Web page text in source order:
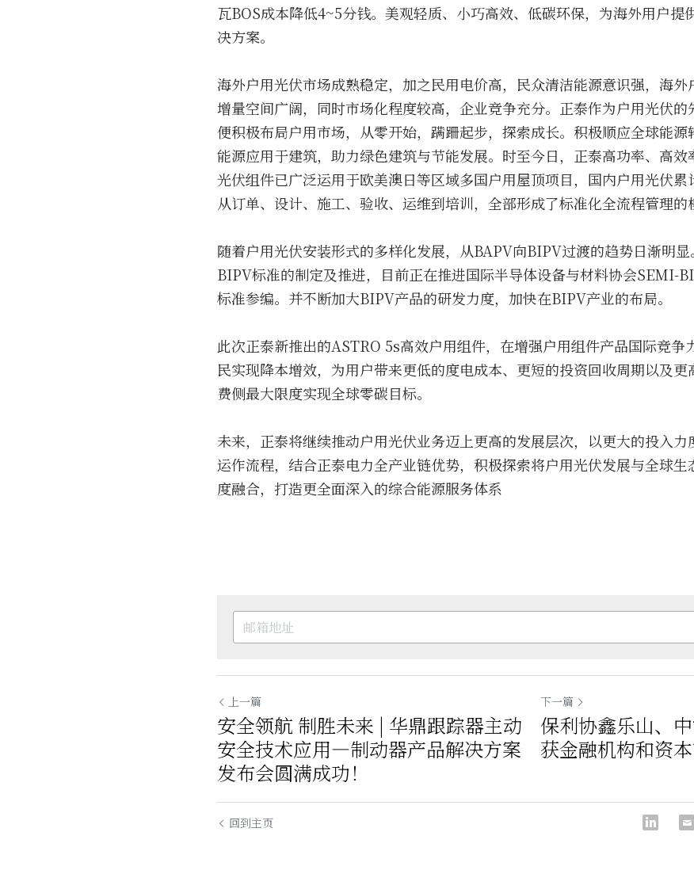
瓦BOS成本降低4~5分钱。美观轻质、小巧高效、低碳环保，为海外用户提
决方案。
海外户用光伏市场成熟稳定，加之民用电价高，民众清洁能源意识强，海外
增量空间广阔，同时市场化程度较高，企业竞争充分。正泰作为户用光伏的
便积极布局户用市场，从零开始，蹒跚起步，探索成长。积极顺应全球能
能源应用于建筑，助力绿色建筑与节能发展。时至今日，正泰高功率、高
光伏组件已广泛运用于欧美澳日等区域多国户用屋顶项目，国内户用光伏累
从订单、设计、施工、验收、运维到培训，全部形成了标准化全流程管理的
随着户用光伏安装形式的多样化发展，从BAPV向BIPV过渡的趋势日渐明
BIPV标准的制定及推进，目前正在推进国际半导体设备与材料协会SEMI-
标准参编。并不断加大BIPV产品的研发力度，加快在BIPV产业的布局。
此次正泰新推出的ASTRO 5s高效户用组件，在增强户用组件产品国际竞争
民实现降本增效，为用户带来更低的度电成本、更短的投资回收周期以及
费侧最大限度实现全球零碳目标。
未来，正泰将继续推动户用光伏业务迈上更高的发展层次，以更大的投入
运作流程，结合正泰电力全产业链优势，积极探索将户用光伏发展与全球
度融合，打造更全面深入的综合能源服务体系
上一篇
安全领航 制胜未来 | 华鼎跟踪器主动
安全技术应用—制动器产品解决方案
发布会圆满成功！
下一篇
保利协鑫乐山、
获金融机构和资
回到主页